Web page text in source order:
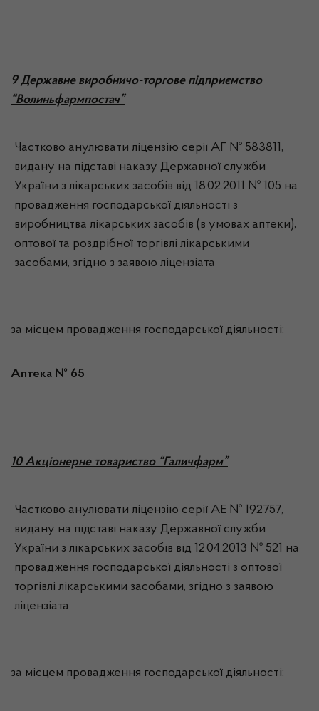
9 Державне виробничо-торгове підприємство
“Волиньфармпостач”
Частково анулювати ліцензію серії АГ № 583811,
видану на підставі наказу Державної служби
України з лікарських засобів від 18.02.2011 № 105 на
провадження господарської діяльності з
виробництва лікарських засобів (в умовах аптеки),
оптової та роздрібної торгівлі лікарськими
засобами, згідно з заявою ліцензіата
за місцем провадження господарської діяльності:
Аптека № 65
10 Акціонерне товариство “Галичфарм”
Частково анулювати ліцензію серії АЕ № 192757,
видану на підставі наказу Державної служби
України з лікарських засобів від 12.04.2013 № 521 на
провадження господарської діяльності з оптової
торгівлі лікарськими засобами, згідно з заявою
ліцензіата
за місцем провадження господарської діяльності: